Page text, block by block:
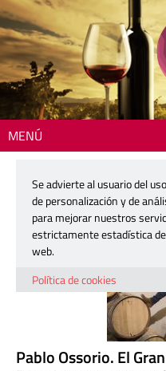
MENÚ
Personajes
Pablo Ossorio. El
Se advierte al usuario del
de personalización y de
para mejorar nuestros
estrictamente estadística
web.
Política de cookies